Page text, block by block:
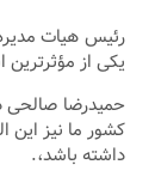
رئیس هیات
یکی از
حمیدرضا صالحی
کشور ما نیز
داشته باشد،.